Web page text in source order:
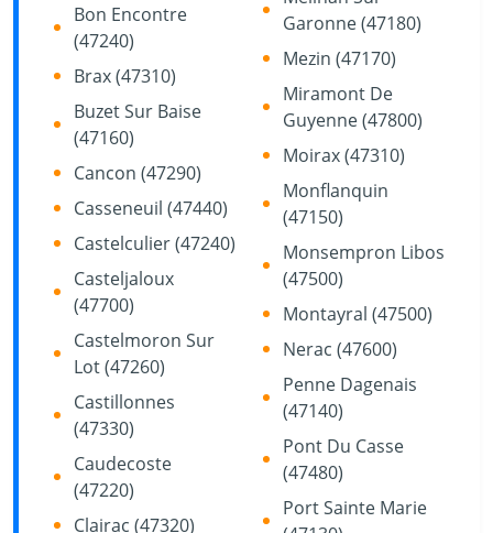
Bon Encontre
(47240)
Brax (47310)
Buzet Sur Baise
(47160)
Cancon (47290)
Casseneuil (47440)
Castelculier (47240)
Casteljaloux
(47700)
Castelmoron Sur
Lot (47260)
Castillonnes
(47330)
Caudecoste
(47220)
Clairac (47320)
Garonne (47180)
Mezin (47170)
Miramont De
Guyenne (47800)
Moirax (47310)
Monflanquin
(47150)
Monsempron Libos
(47500)
Montayral (47500)
Nerac (47600)
Penne Dagenais
(47140)
Pont Du Casse
(47480)
Port Sainte Marie